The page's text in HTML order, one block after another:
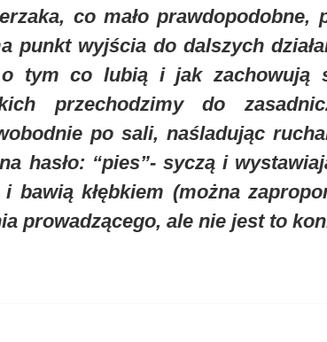
co mało prawdopodobne,
punkt wyjścia do dalszych
o tym co lubią i jak zachowują
przechodzimy do
po sali, naśladując
hasło: “pies”- syczą i
bawią kłębkiem (można
prowadzącego, ale nie jest to